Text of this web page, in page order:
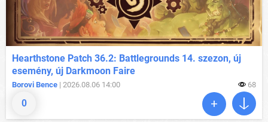
0
Hearthstone Patch 36.2: Battlegrounds 14. szezon, új
esemény, új Darkmoon Faire
Borovi Bence | 2026.08.06 14:00 68